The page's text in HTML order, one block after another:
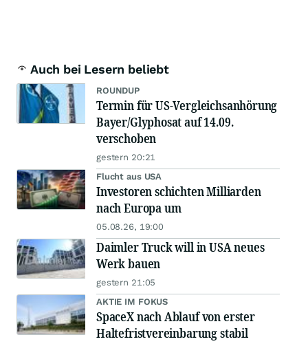
Auch bei Lesern beliebt
ROUNDUP
Termin für US-Vergleichsanhörung
Bayer/Glyphosat auf 14.09.
verschoben
gestern 20:21
Flucht aus USA
Investoren schichten Milliarden
nach Europa um
05.08.26, 19:00
Daimler Truck will in USA neues
Werk bauen
gestern 21:05
AKTIE IM FOKUS
SpaceX nach Ablauf von erster
Haltefristvereinbarung stabil